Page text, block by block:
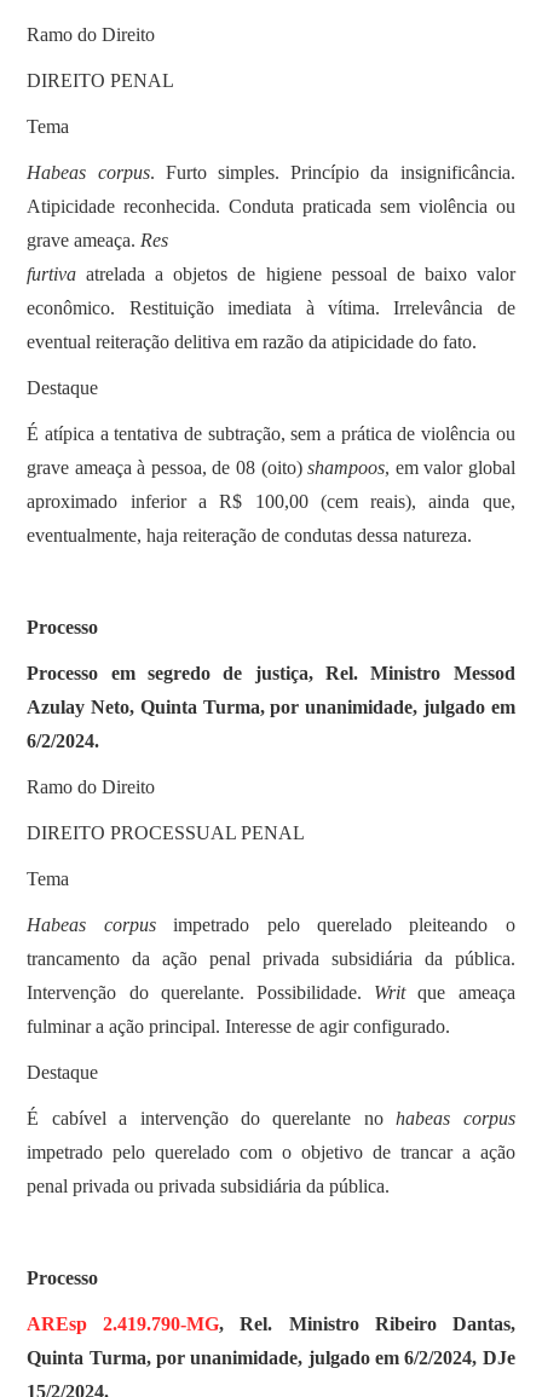
Ramo do Direito
DIREITO PENAL
Tema
Habeas corpus. Furto simples. Princípio da insignificância.
Atipicidade reconhecida. Conduta praticada sem violência ou
grave ameaça. Res
furtiva atrelada a objetos de higiene pessoal de baixo valor
econômico. Restituição imediata à vítima. Irrelevância de
eventual reiteração delitiva em razão da atipicidade do fato.
Destaque
É atípica a tentativa de subtração, sem a prática de violência ou
grave ameaça à pessoa, de 08 (oito)shampoos, em valor global
aproximado inferior a R$ 100,00 (cem reais), ainda que,
eventualmente, haja reiteração de condutas dessa natureza.
Processo
Processo em segredo de justiça, Rel. Ministro Messod
Azulay Neto, Quinta Turma, por unanimidade, julgado em
6/2/2024.
Ramo do Direito
DIREITO PROCESSUAL PENAL
Tema
Habeas corpusimpetrado pelo querelado pleiteando o
trancamento da ação penal privada subsidiária da pública.
Intervenção do querelante. Possibilidade. Writque ameaça
fulminar a ação principal. Interesse de agir configurado.
Destaque
É cabível a intervenção do querelante nohabeas corpus
impetrado pelo querelado com o objetivo de trancar a ação
penal privada ou privada subsidiária da pública.
Processo
AREsp 2.419.790-MG, Rel. Ministro Ribeiro Dantas,
Quinta Turma, por unanimidade, julgado em 6/2/2024, DJe
15/2/2024.